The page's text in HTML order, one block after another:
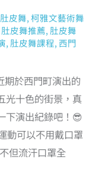
皮舞,柯雅文藝術舞
肚皮舞推薦, 肚皮舞
, 肚皮舞課程, 西門
期於西門町演出的
光十色的街景，真
下演出紀錄吧！😎
動可以不用戴口罩
但流汗口罩全